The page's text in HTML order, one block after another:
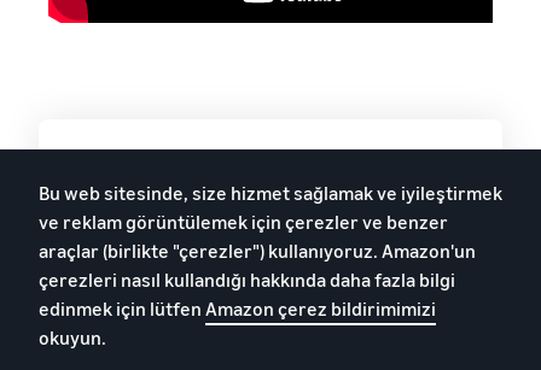
Amazon'da markanızı
oluşturmak,
geliştirmek ve
korumak için şimdi
kaydolun.
Bu web sitesinde, size hizmet sağlamak ve iyileştirmek
ve reklam görüntülemek için çerezler ve benzer
araçlar (birlikte "çerezler") kullanıyoruz. Amazon'un
çerezleri nasıl kullandığı hakkında daha fazla bilgi
edinmek için lütfen Amazon çerez bildirimimizi
okuyun.